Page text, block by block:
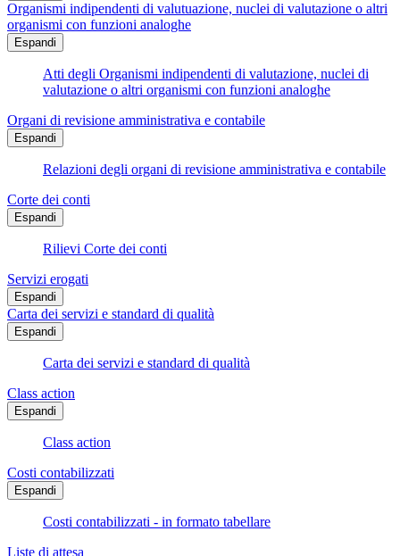
Organismi indipendenti di valutuazione, nuclei di valutazione o altri
organismi con funzioni analoghe
Espandi
Atti degli Organismi indipendenti di valutazione, nuclei di
valutazione o altri organismi con funzioni analoghe
Organi di revisione amministrativa e contabile
Espandi
Relazioni degli organi di revisione amministrativa e contabile
Corte dei conti
Espandi
Rilievi Corte dei conti
Servizi erogati
Espandi
Carta dei servizi e standard di qualità
Espandi
Carta dei servizi e standard di qualità
Class action
Espandi
Class action
Costi contabilizzati
Espandi
Costi contabilizzati - in formato tabellare
Liste di attesa